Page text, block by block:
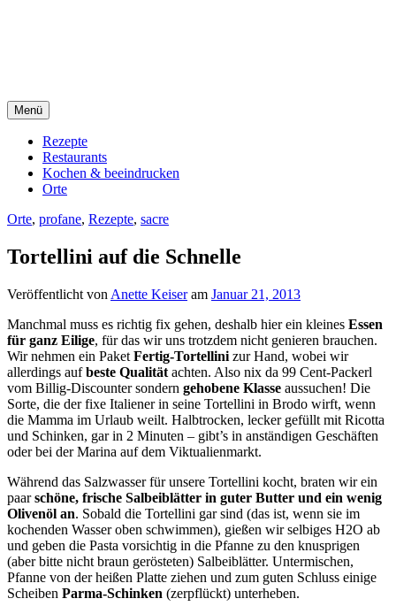
Menü
Rezepte
Restaurants
Kochen & beeindrucken
Orte
Orte, profane, Rezepte, sacre
Tortellini auf die Schnelle
Veröffentlicht von Anette Keiseram Januar 21, 2013
Manchmal muss es richtig fix gehen, deshalb hier ein kleines Essen
für ganz Eilige, für das wir uns trotzdem nicht genieren brauchen.
Wir nehmen ein Paket Fertig-Tortellini zur Hand, wobei wir
allerdings aufbeste Qualität achten. Also nix da 99 Cent-Packerl
vom Billig-Discounter sondern gehobene Klasse aussuchen! Die
Sorte, die der fixe Italiener in seine Tortellini in Brodo wirft, wenn
die Mamma im Urlaub weilt. Halbtrocken, lecker gefüllt mit Ricotta
und Schinken, gar in 2 Minuten – gibt’s in anständigen Geschäften
oder bei der Marina auf dem Viktualienmarkt.
Während das Salzwasser für unsere Tortellini kocht, braten wir ein
paarschöne, frische Salbeiblätter in guter Butter und ein wenig
Olivenöl an. Sobald die Tortellini gar sind (das ist, wenn sie im
kochenden Wasser oben schwimmen), gießen wir selbiges H2O ab
und geben die Pasta vorsichtig in die Pfanne zu den knusprigen
(aber bitte nicht braun gerösteten) Salbeiblätter. Untermischen,
Pfanne von der heißen Platte ziehen und zum guten Schluss einige
Scheiben Parma-Schinken (zerpflückt) unterheben.